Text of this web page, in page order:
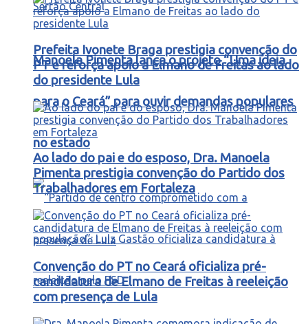
Manoela Pimenta lança o projeto “Uma ideia
para o Ceará” para ouvir demandas populares
no estado
Prefeita Ivonete Braga prestigia convenção do
PT e reforça apoio a Elmano de Freitas ao lado
do presidente Lula
Ao lado do pai e do esposo, Dra. Manoela
Pimenta prestigia convenção do Partido dos
Trabalhadores em Fortaleza
Convenção do PT no Ceará oficializa pré-
candidatura de Elmano de Freitas à reeleição
com presença de Lula